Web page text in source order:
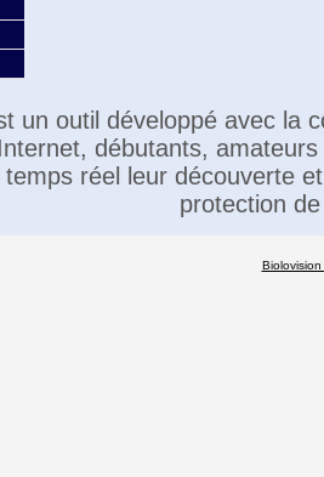
un outil développé avec la
débutants,
réel leur découverte
protection
Biolovision